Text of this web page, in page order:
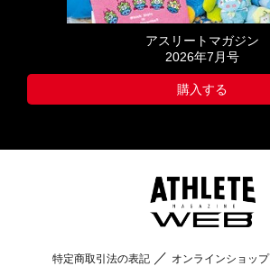
アスリートマガジン
2026年7月号
購入する
特定商取引法の表記 オンラインショップ